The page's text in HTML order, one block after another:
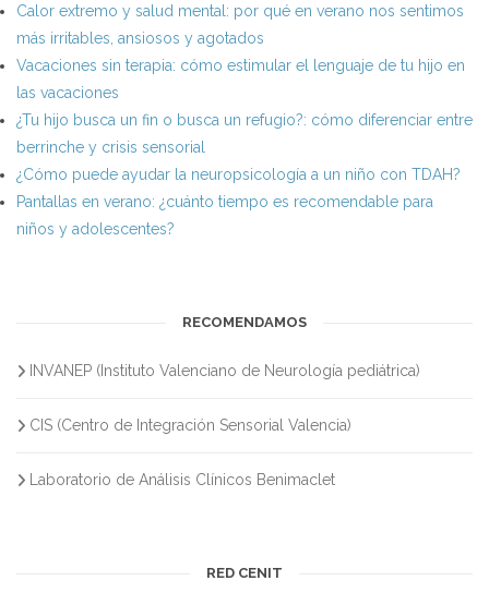
Calor extremo y salud mental: por qué en verano nos sentimos
más irritables, ansiosos y agotados
Vacaciones sin terapia: cómo estimular el lenguaje de tu hijo en
las vacaciones
¿Tu hijo busca un fin o busca un refugio?: cómo diferenciar entre
berrinche y crisis sensorial
¿Cómo puede ayudar la neuropsicología a un niño con TDAH?
Pantallas en verano: ¿cuánto tiempo es recomendable para
niños y adolescentes?
RECOMENDAMOS
INVANEP (Instituto Valenciano de Neurología pediátrica)
CIS (Centro de Integración Sensorial Valencia)
Laboratorio de Análisis Clínicos Benimaclet
RED CENIT